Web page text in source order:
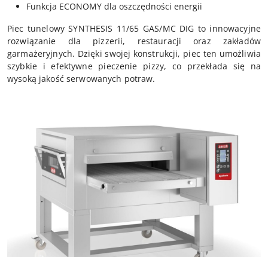
Funkcja ECONOMY dla oszczędności energii
Piec tunelowy SYNTHESIS 11/65 GAS/MC DIG to innowacyjne
rozwiązanie dla pizzerii, restauracji oraz zakładów
garmażeryjnych. Dzięki swojej konstrukcji, piec ten umożliwia
szybkie i efektywne pieczenie pizzy, co przekłada się na
wysoką jakość serwowanych potraw.